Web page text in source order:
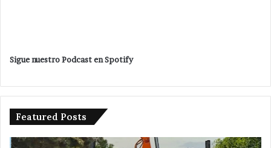
Sigue nuestro Podcast en Spotify
Featured Posts
Da